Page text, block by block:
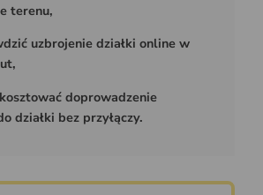
terenu,
uzbrojenie działki online w
doprowadzenie
działki bez przyłączy.